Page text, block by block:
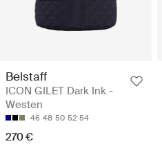
Belstaff
ICON GILET Dark Ink -
Westen
46 48 50 52 54
270 €